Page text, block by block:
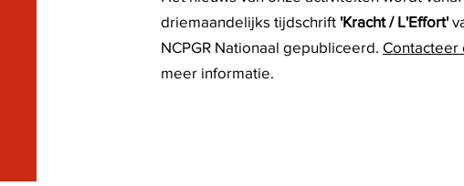
driemaandelijks tijdschrift 'Kracht / L'Effort'
NCPGR Nationaal gepubliceerd. Contacteer
meer informatie.